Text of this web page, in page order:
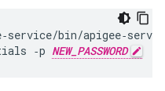
bin/
‑p
NEW_PASSWORD